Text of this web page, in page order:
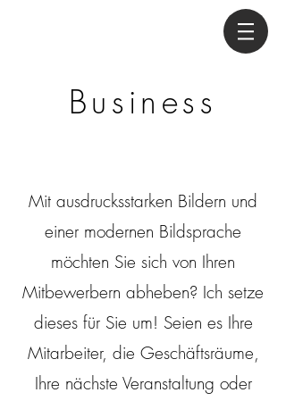
Business
Mit ausdrucksstarken Bildern und
einer modernen Bildsprache
möchten Sie sich von Ihren
Mitbewerbern abheben? Ich setze
dieses für Sie um! Seien es Ihre
Mitarbeiter, die Geschäftsräume,
Ihre nächste Veranstaltung oder